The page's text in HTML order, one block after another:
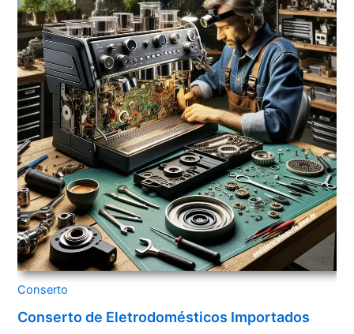
Conserto
Conserto de Eletrodomésticos Importados